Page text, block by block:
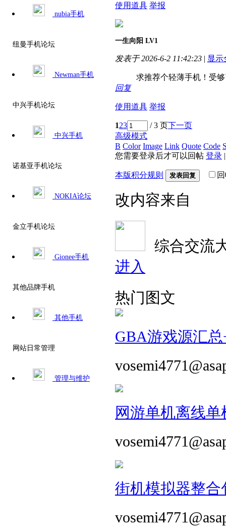
nubia手机
纽曼手机论坛
Newman手机
中兴手机论坛
中兴手机
诺基亚手机论坛
NOKIA论坛
金立手机论坛
Gionee手机
其他品牌手机
其他手机
网站日常管理
管理与维护
使用道具 举报
一生向阳 LV1
发表于 2026-6-2 11:42:23 | 显示
求推荐个轻薄手机！受
回复
使用道具 举报
123 / 3 页下一页
高级模式
B Color Image Link Quote Code
您需要登录后才可以回帖 登录
本版积分规则 发表回复
改内容来自
综合交流
进入
热门图文
GBA游戏源汇
网游单机离线
街机模拟器整合